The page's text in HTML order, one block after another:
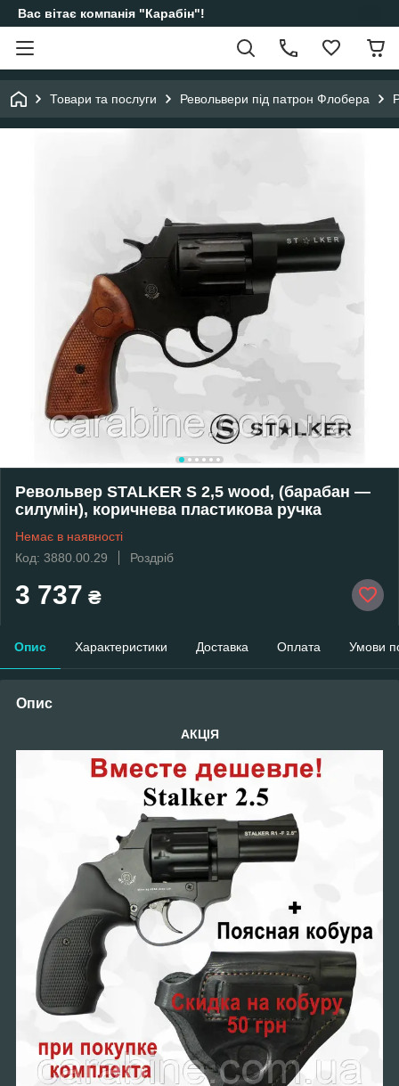
Вас вітає компанія "Карабін"!
Товари та послуги Револьвери під патрон Флобера
Револьвер STALKER S 2,5 wood, (барабан —
силумін), коричнева пластикова ручка
Немає в наявності
Код: 3880.00.29
Роздріб
3 737 ₴
Опис Характеристики Доставка Оплата Умови
Опис
АКЦІЯ